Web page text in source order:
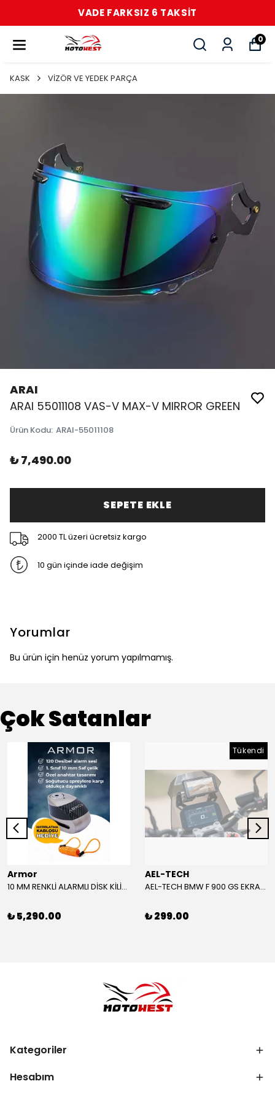
VADE FARKSIZ 6 TAKSİT
0
KASK VİZÖR VE YEDEK PARÇA
ARAI
ARAI 55011108 VAS-V MAX-V MIRROR GREEN
Ürün Kodu: ARAI-55011108
₺ 7,490.00
SEPETE EKLE
2000 TL üzeri ücretsiz kargo
10 gün içinde iade değişim
Yorumlar
Bu ürün için henüz yorum yapılmamış.
Çok Satanlar
Armor
10 MM RENKLİ ALARMLI DİSK KİLİDİ YENİ VERSİYON
₺ 5,290.00
Tükendi
AEL-TECH
AEL-TECH BMW F 900 GS EKRAN/GÖSTERGE KORUYUCU 2024-2025
₺ 299.00
Kategoriler
Hesabım